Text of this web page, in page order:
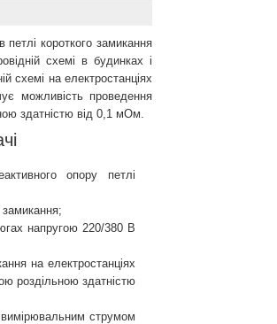
короткого замикання
схемі в будинках і
схемі на електростанціях
можливість проведення
здатністю від 0,1 мОм.
опору петлі
замикання;
напругою 220/380 В
на електростанціях
роздільною здатністю
вимірювальним струмом